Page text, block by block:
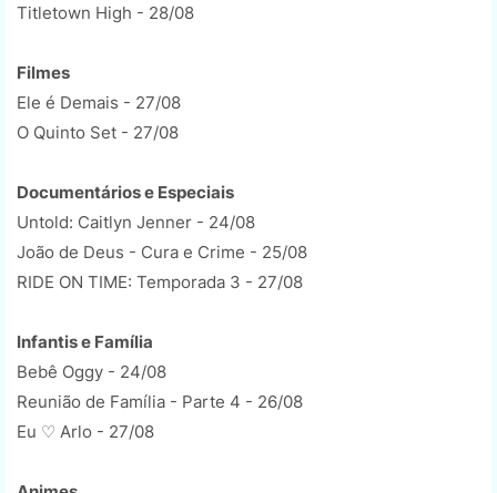
Titletown High - 28/08
Filmes
Ele é Demais - 27/08
O Quinto Set - 27/08
Documentários e Especiais
Untold: Caitlyn Jenner - 24/08
João de Deus - Cura e Crime - 25/08
RIDE ON TIME: Temporada 3 - 27/08
Infantis e Família
Bebê Oggy - 24/08
Reunião de Família - Parte 4 - 26/08
Eu ♡ Arlo - 27/08